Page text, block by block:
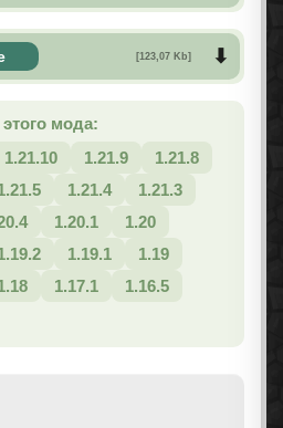
[123,07 Kb]
мода:
1.21.10 1.21.9
1.21.8
1.21.4
1.21.3
1.20.1
1.20
1.19.1
1.19
1.17.1
1.16.5